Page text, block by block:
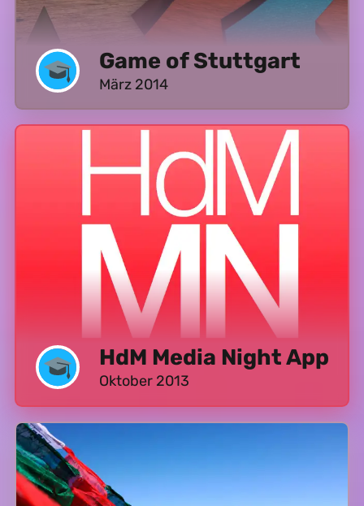
Game of Stuttgart
März 2014
HdM Media Night App
Oktober 2013